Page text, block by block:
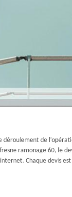
déroulement de
ramonage 60, le
Chaque devis